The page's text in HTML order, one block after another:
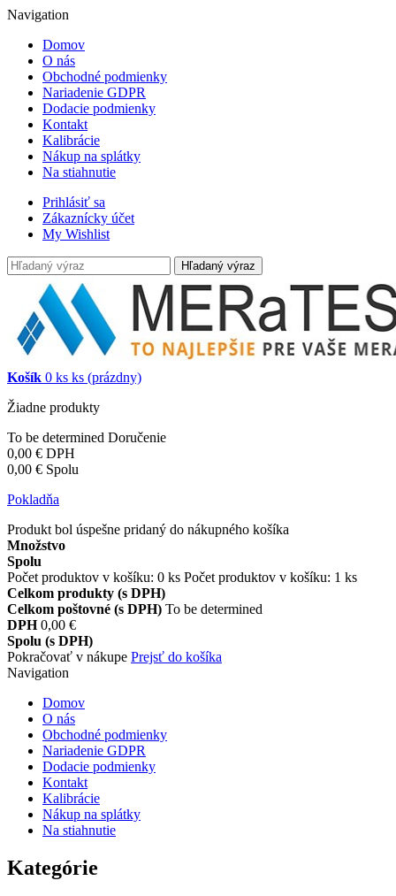
Navigation
Domov
O nás
Obchodné podmienky
Nariadenie GDPR
Dodacie podmienky
Kontakt
Kalibrácie
Nákup na splátky
Na stiahnutie
Prihlásiť sa
Zákaznícky účet
My Wishlist
Hľadaný výraz
Košík 0 ks ks (prázdny)
Žiadne produkty
To be determined Doručenie
0,00 € DPH
0,00 € Spolu
Pokladňa
Produkt bol úspešne pridaný do nákupného košíka
Množstvo
Spolu
Počet produktov v košíku: 0 ks Počet produktov v košíku: 1 ks
Celkom produkty (s DPH)
Celkom poštovné (s DPH) To be determined
DPH 0,00 €
Spolu (s DPH)
Pokračovať v nákupe Prejsť do košíka
Navigation
Domov
O nás
Obchodné podmienky
Nariadenie GDPR
Dodacie podmienky
Kontakt
Kalibrácie
Nákup na splátky
Na stiahnutie
Kategórie